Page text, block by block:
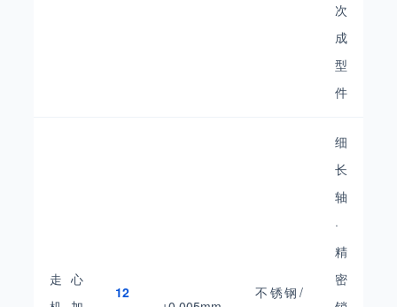
次
成
型
件
走心
12
不锈钢/
细
长
轴
·
精
密